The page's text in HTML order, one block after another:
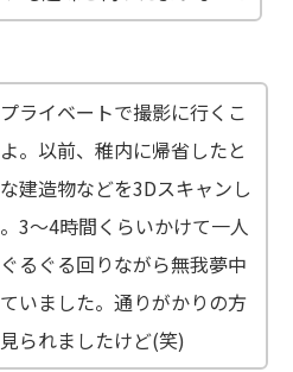
ライベートで撮影に行くこ
。以前、稚内に帰省したと
建造物などを3Dスキャンし
3～4時間くらいかけて一人
るぐる回りながら無我夢中
いました。通りがかりの方
られましたけど(笑)